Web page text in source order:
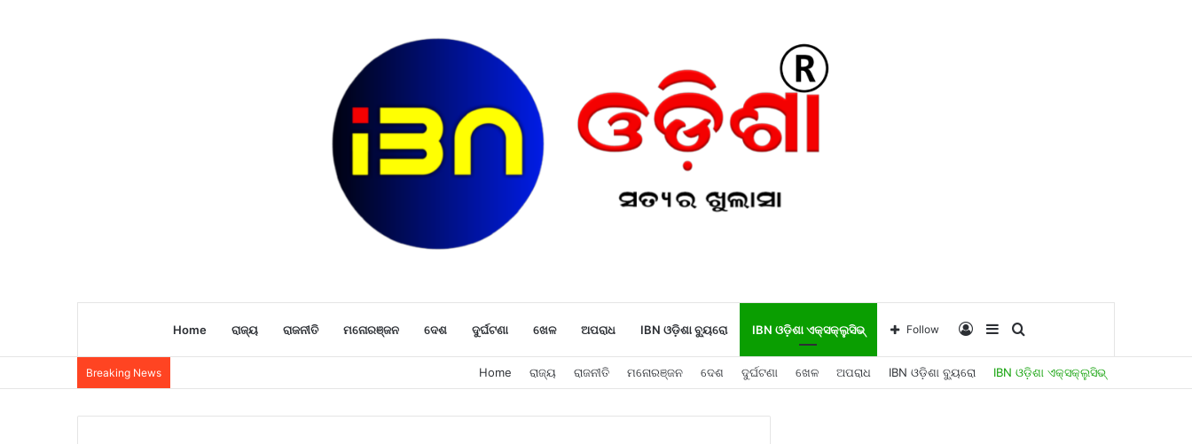
Home ରାଜ୍ୟ ରାଜନୀତି ମନୋରଞ୍ଜନ ଦେଶ ଦୁର୍ଘଟଣା ଖେଳ ଅପରାଧ IBN ଓଡ଼ିଶା ବ୍ୟୁରୋ IBN ଓଡ଼ିଶା ଏକ୍ସକ୍ଲୁସିଭ୍
for
Sidebar
Log
In
Follow
Breaking News Home ରାଜ୍ୟ ରାଜନୀତି ମନୋରଞ୍ଜନ ଦେଶ ଦୁର୍ଘଟଣା ଖେଳ ଅପରାଧ IBN ଓଡ଼ିଶା ବ୍ୟୁରୋ IBN ଓଡ଼ିଶା ଏକ୍ସକ୍ଲୁସିଭ୍